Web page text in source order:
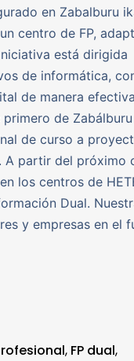
en Zabalburu
centro de FP,
está dirigida
de informática,
de manera
de
de curso a
partir del próximo
los centros de
Dual.
y empresas en el
, FP dual,